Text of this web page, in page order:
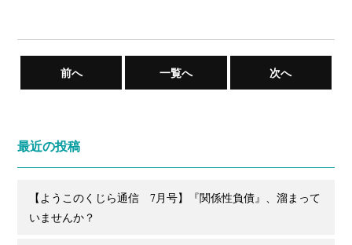
前へ 一覧へ 次へ
最近の投稿
【ようこのくじら通信 7月号】『関係性負債』、溜まって
いませんか？